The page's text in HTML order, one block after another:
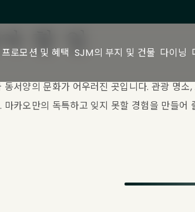
프로모션 및 혜택 SJM의 부지 및 건물 다이닝
할 일
서양의 문화가 어우러진 곳입니다. 관광 명
카오만의 독특하고 잊지 못할 경험을 만들어